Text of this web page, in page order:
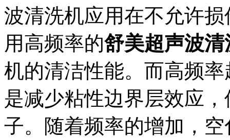
波清洗机应用在不允许
用高频率的舒美超声波清
机的清洁性能。而高频
是减少粘性边界层效应
子。随着频率的增加，